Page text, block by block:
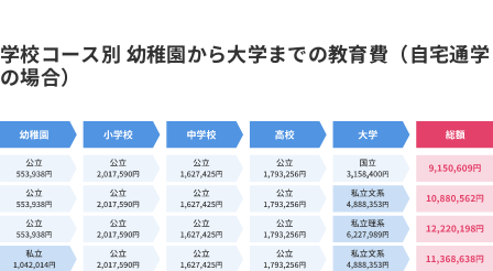
学校コース別 幼稚園から大学までの教育費（自宅通学
の場合）